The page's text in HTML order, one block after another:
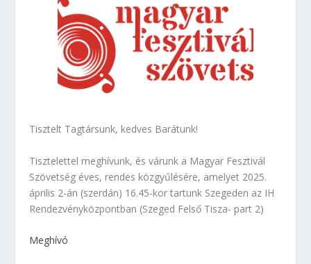
Tisztelt Tagtársunk, kedves Barátunk!
Tisztelettel meghívunk, és várunk a Magyar Fesztivál
Szövetség éves, rendes közgyűlésére, amelyet 2025.
április 2-án (szerdán) 16.45-kor tartunk Szegeden az IH
Rendezvényközpontban (Szeged Felső Tisza- part 2)
Meghívó